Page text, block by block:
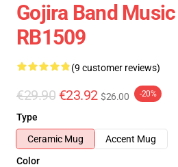
Gojira Band
RB1509
(9 customer reviews)
€29.90 €23.92 $26.00 -20%
Type
Ceramic Mug
Accent Mug
Color